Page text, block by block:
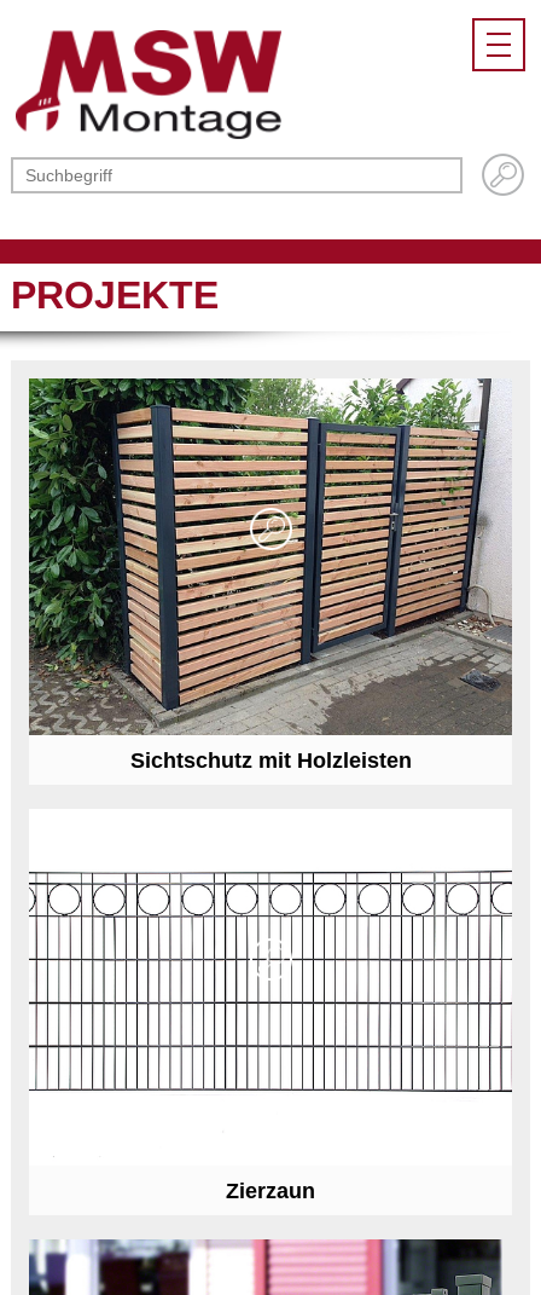
PROJEKTE
Sichtschutz mit Holzleisten
Zierzaun